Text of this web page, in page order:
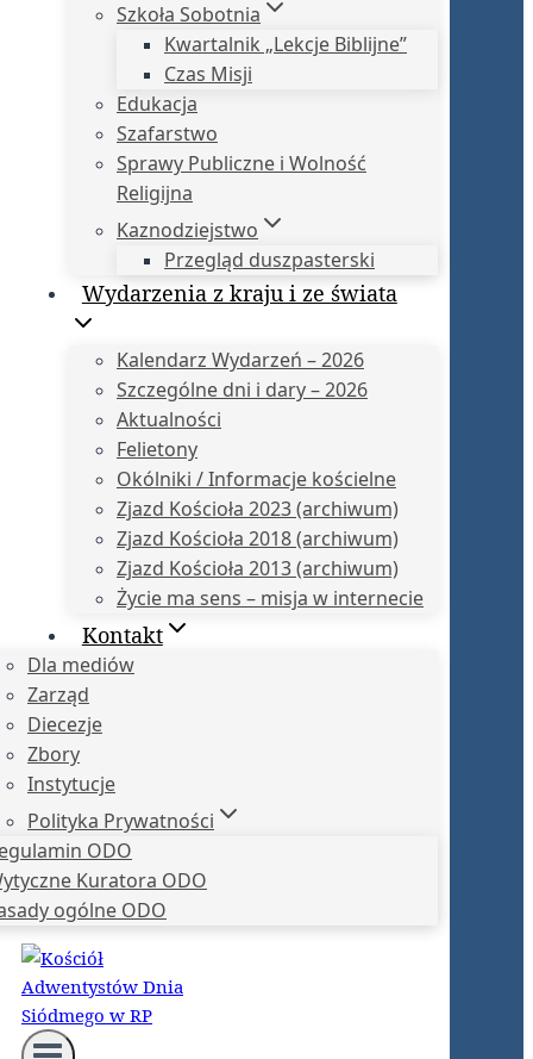
Szkoła Sobotnia
Kwartalnik „Lekcje Biblijne”
Czas Misji
Edukacja
Szafarstwo
Sprawy Publiczne i Wolność
Religijna
Kaznodziejstwo
Przegląd duszpasterski
Wydarzenia z kraju i ze świata
Kalendarz Wydarzeń – 2026
Szczególne dni i dary – 2026
Aktualności
Felietony
Okólniki / Informacje kościelne
Zjazd Kościoła 2023 (archiwum)
Zjazd Kościoła 2018 (archiwum)
Zjazd Kościoła 2013 (archiwum)
Życie ma sens – misja w internecie
Kontakt
Dla mediów
Zarząd
Diecezje
Zbory
Instytucje
Polityka Prywatności
ODO
Kuratora ODO
ogólne ODO